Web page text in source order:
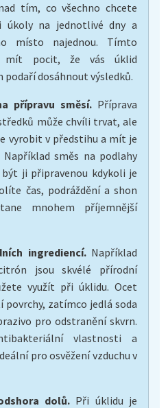
tím, co všechno chcete
úkoly na jednotlivé dny a
místo najednou. Tímto
mít pocit, že vás úklid
podaří dosáhnout výsledků.
přípravu směsí. Příprava
může chvíli trvat, ale
vyrobit v předstihu a mít je
směs na podlahy
ji připravenou kdykoli je
čas, podráždění a shon
mnohem příjemnější
ingrediencí.Například
jsou skvélé přírodní
využít při úklidu. Ocet
povrchy, zatímco jedlá soda
pro odstranění skvrn.
vlastnosti a
pro osvěžení vzduchu v
dolů. Při úklidu je